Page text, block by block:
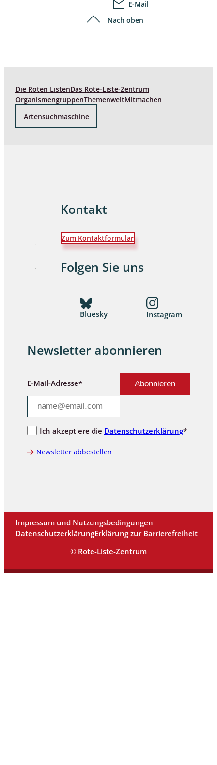
E-Mail
Nach oben
Die Roten ListenDas Rote-Liste-Zentrum
OrganismengruppenThemenweltMitmachen
Artensuchmaschine
Kontakt
Zum Kontaktformular
Folgen Sie uns
Bluesky Instagram
Newsletter abonnieren
E-Mail-Adresse*
Ich akzeptiere die Datenschutzerklärung*
Newsletter abbestellen
Impressum und Nutzungsbedingungen
DatenschutzerklärungErklärung zur Barrierefreiheit
© Rote-Liste-Zentrum